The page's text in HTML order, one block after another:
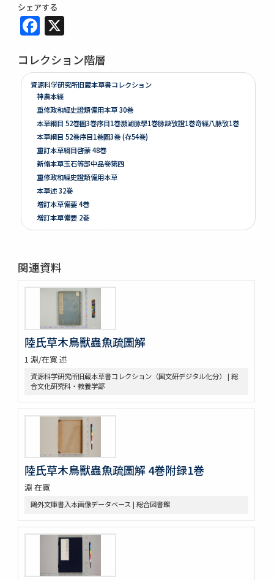
シェアする
Facebook
コレクション階層
資源科学研究所旧蔵本草書コレクション
神農本經
重修政和經史證類備用本草 30巻
本草綱目 52巻圖3巻序目1巻瀕湖脉學1巻脉訣攷證1巻竒經八脉攷1巻
本草綱目 52巻序目1巻圖3巻 (存54巻)
重訂本草綱目啓蒙 48巻
新脩本草玉石等部中品卷第四
重修政和經史證類備用本草
本草述 32巻
増訂本草備要 4巻
増訂本草備要 2巻
本草彙言 20巻 (存15巻)
昆蟲草木略 2巻
爾雅註疏 11巻
格致鏡原 100巻
類林新咏 36巻
藥性本草約言 4巻
開拓使官園動植品類簿
救荒野譜 1巻補遺1巻坿救荒辟穀諸方
灌園草木識 6巻
南方草木状 3巻坿桂海草木志
坂本浩然菌譜
茘枝譜 : 七篇第一
嶺表録異 3巻
南産志
續脩臺灣府志
中山傳信録 6巻/ (清) 徐葆光纂
農政全書 60巻
農桑輯要 7巻
花暦百詠 2巻坿百花賦考百花和稱
事物異名録 40巻
関連資料
陸氏草木鳥獸蟲魚疏圖解
1 淵/在寛 述
資源科学研究所旧蔵本草書コレクション（国文研デジタル化分） | 総
合文化研究科・教養学部
陸氏草木鳥獸蟲魚疏圖解 4巻附録1巻
淵 在寛
鷗外文庫書入本画像データベース | 総合図書館